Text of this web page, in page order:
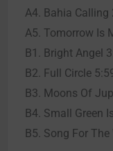
A4. Bahia Calling
A5. Tomorrow Is
B1. Bright Angel
B2. Full Circle
B3. Moons Of
B4. Small Green
B5. Song For